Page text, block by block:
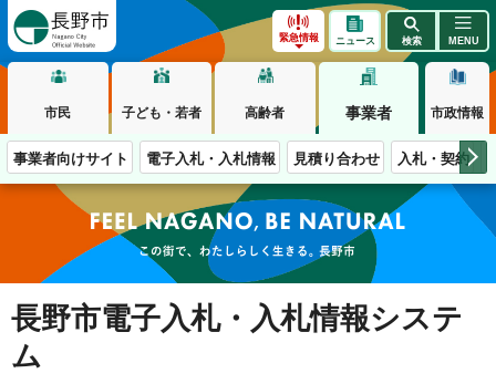
緊急情報 ニュース 検索 MENU
市民 子ども・若者 高齢者 事業者 市政情報
事業者向けサイト 電子入札・入札情報 見積り合わせ 入札・契約
この街で、わたしらしく生きる。長野市
長野市電子入札・入札情報システ
ム